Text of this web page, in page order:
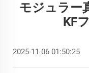
モジュラー
KF
2025-11-06 01:50:25